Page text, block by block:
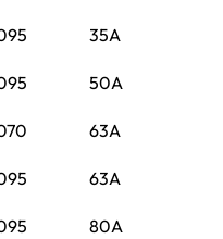
35A
50A
63A
63A
80A